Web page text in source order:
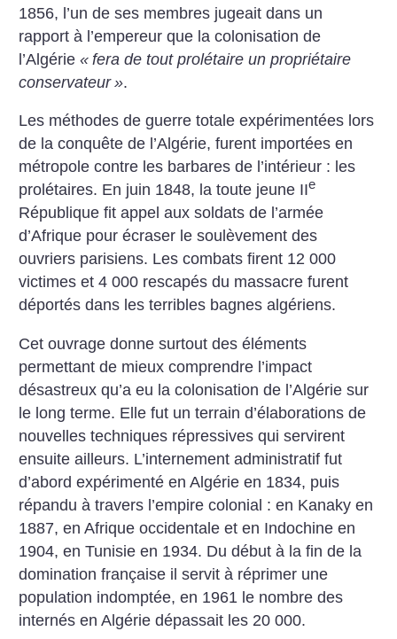
1856, l’un de ses membres jugeait dans un
rapport à l’empereur que la colonisation de
l’Algérie« fera de tout prolétaire un propriétaire
conservateur ».
Les méthodes de guerre totale expérimentées lors
de la conquête de l’Algérie, furent importées en
métropole contre les barbares de l’intérieur : les
prolétaires. En juin 1848, la toute jeune IIe
République fit appel aux soldats de l’armée
d’Afrique pour écraser le soulèvement des
ouvriers parisiens. Les combats firent 12 000
victimes et 4 000 rescapés du massacre furent
déportés dans les terribles bagnes algériens.
Cet ouvrage donne surtout des éléments
permettant de mieux comprendre l’impact
désastreux qu’a eu la colonisation de l’Algérie sur
le long terme. Elle fut un terrain d’élaborations de
nouvelles techniques répressives qui servirent
ensuite ailleurs. L’internement administratif fut
d’abord expérimenté en Algérie en 1834, puis
répandu à travers l’empire colonial : en Kanaky en
1887, en Afrique occidentale et en Indochine en
1904, en Tunisie en 1934. Du début à la fin de la
domination française il servit à réprimer une
population indomptée, en 1961 le nombre des
internés en Algérie dépassait les 20 000.